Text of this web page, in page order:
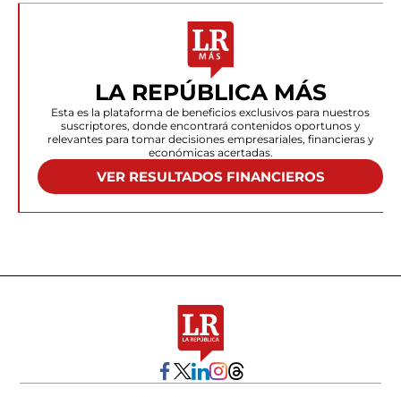
LA REPÚBLICA MÁS
Esta es la plataforma de beneficios exclusivos para nuestros
suscriptores, donde encontrará contenidos oportunos y
relevantes para tomar decisiones empresariales, financieras y
económicas acertadas.
VER RESULTADOS FINANCIEROS